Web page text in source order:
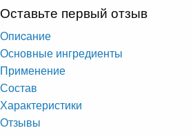
Оставьте первый отзыв
Опиcание
Основные ингредиенты
Применение
Состав
Характеристики
Отзывы